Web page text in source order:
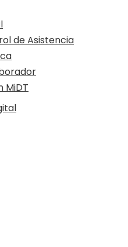
de Asistencia
MiDT